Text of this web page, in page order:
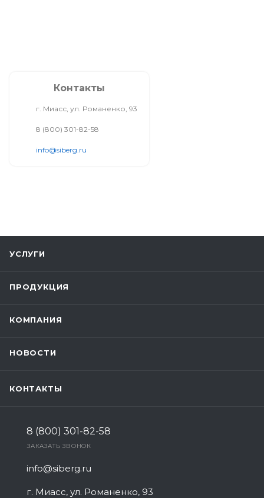
Контакты
г. Миасс, ул. Романенко, 93
8 (800) 301-82-58
info@siberg.ru
УСЛУГИ
ПРОДУКЦИЯ
КОМПАНИЯ
НОВОСТИ
КОНТАКТЫ
8 (800) 301-82-58
ЗАКАЗАТЬ ЗВОНОК
info@siberg.ru
г. Миасс, ул. Романенко, 93